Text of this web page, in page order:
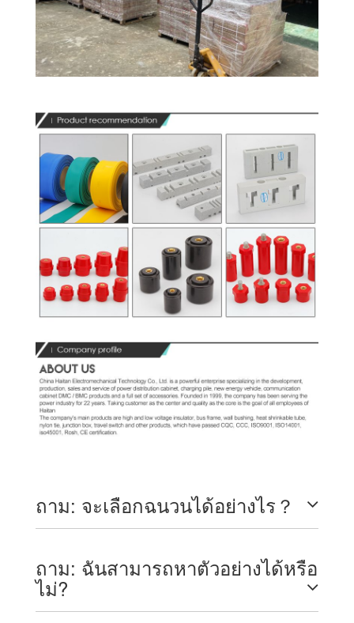
ถาม: จะเลือกฉนวนได้อย่างไร？
ถาม: ฉันสามารถหาตัวอย่างได้หรือ
ไม่?